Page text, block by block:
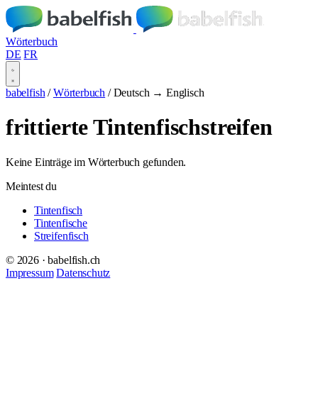
Wörterbuch
DE FR
babelfish / Wörterbuch / Deutsch → Englisch
frittierte Tintenfischstreifen
Keine Einträge im Wörterbuch gefunden.
Meintest du
Tintenfisch
Tintenfische
Streifenfisch
© 2026 · babelfish.ch
Impressum Datenschutz